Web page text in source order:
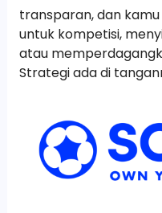
transparan, dan
untuk kompetisi,
atau
Strategi ada di